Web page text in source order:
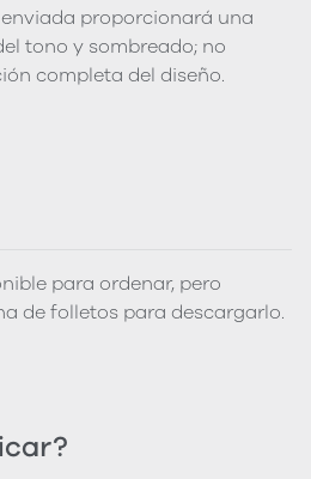
enviada proporcionará una
tono y sombreado; no
completa del diseño.
para ordenar, pero
de folletos para descargarlo.